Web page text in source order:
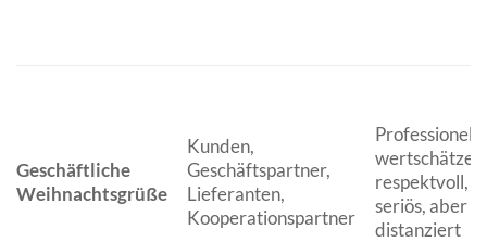
Geschäftliche
Weihnachtsgrüße
Kunden,
Geschäftspartner,
Lieferanten,
Kooperationspartner
Professionell,
respektvoll,
seriös, aber
distanziert